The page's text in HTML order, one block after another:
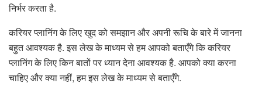
निर्भर करता है.
करियर प्लानिंग के लिए खुद को समझान और अपनी रूचि के बारे में जानना
बहुत आवश्यक है. इस लेख के माध्यम से हम आपको बताएँगे कि करियर
प्लानिंग के लिए किन बातों पर ध्यान देना आवश्यक है. आपको क्या करना
चाहिए और क्या नहीं, हम इस लेख के माध्यम से बताएँगे.